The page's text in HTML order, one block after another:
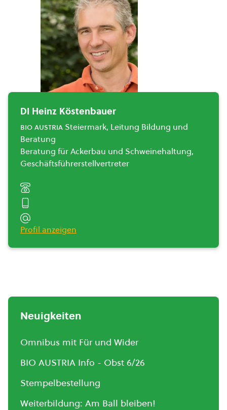
DI Heinz Köstenbauer
bio austria Steiermark, Leitung Bildung und
Beratung
Beratung für Ackerbau und Schweinehaltung,
Geschäftsführerstellvertreter
Profil anzeigen
Neuigkeiten
Omnibus mit Für und Wider
BIO AUSTRIA Info - Obst 6/26
Stempelbestellung
Weiterbildung: Am Ball bleiben!